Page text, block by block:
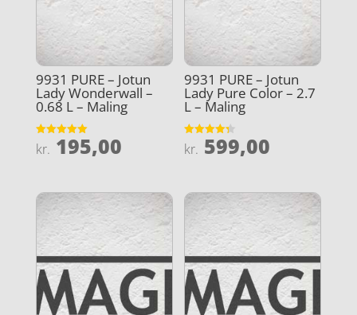
9931 PURE – Jotun
Lady Wonderwall –
0.68 L – Maling
Vurderet
5
kr. 195,00
9931 PURE – Jotun
Lady Pure Color – 2.7
L – Maling
Vurderet
4.3
kr. 599,00